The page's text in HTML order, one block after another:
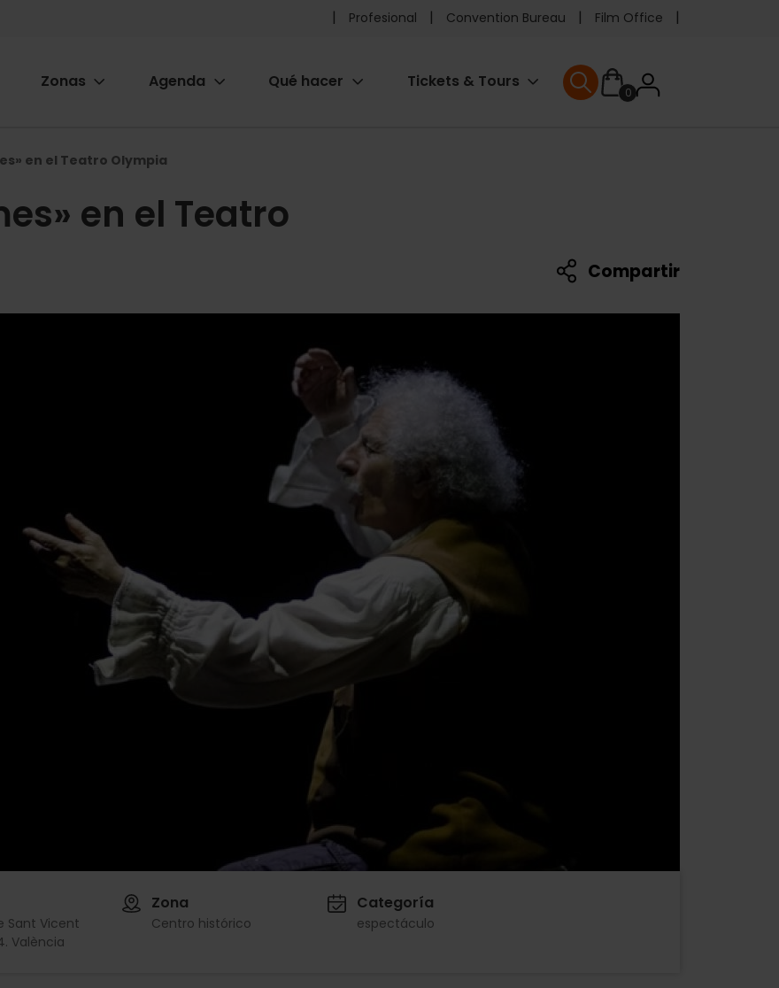
Pre
header
Profesional Convention Bureau Film Office
Zonas Agenda Qué hacer Tickets & Tours
0User
User menu
en el Teatro Olympia
en el Teatro
Compartir
Sant Vicent
València
Zona
Centro histórico
Categoría
espectáculo